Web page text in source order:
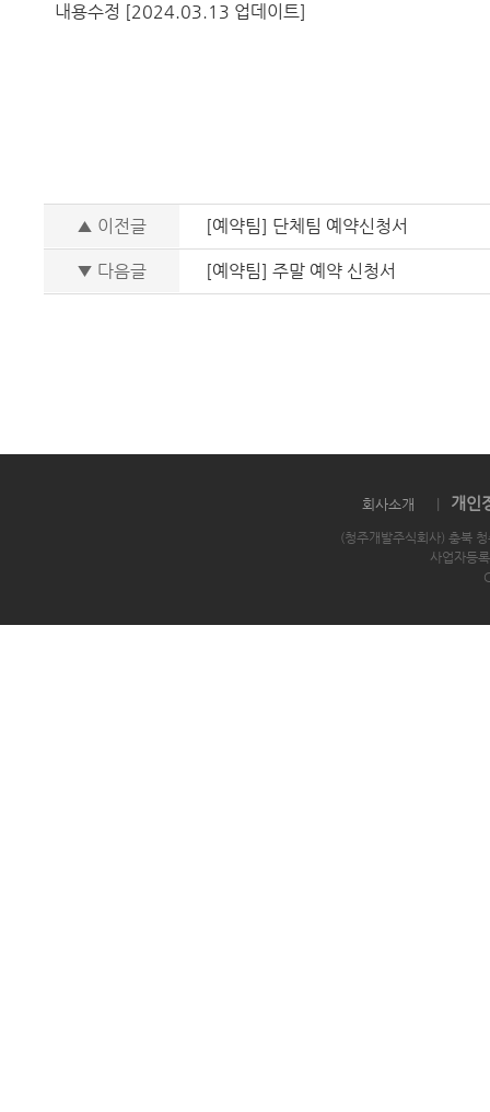
내용수정 [2024.03.13 업데이트]
▲ 이전글 [예약팀] 단체팀 예약신청서
▼ 다음글 [예약팀] 주말 예약 신청서
회사소개 개인
(청주개발주식회사) 충북
사업자등